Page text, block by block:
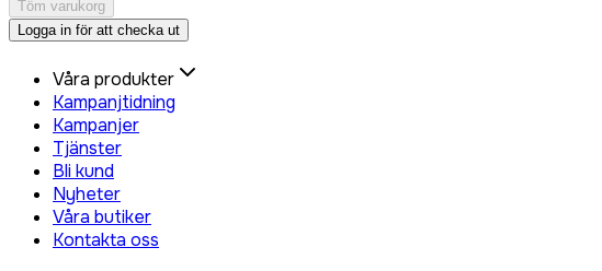
Töm varukorg
Logga in för att checka ut
Våra produkter
Kampanjtidning
Kampanjer
Tjänster
Bli kund
Nyheter
Våra butiker
Kontakta oss